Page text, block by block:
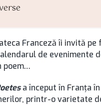
Franceză îi invită
de evenimente
poem…
a început în Franţa
printr-o varietate